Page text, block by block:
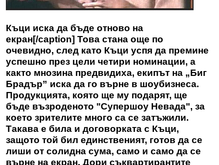
Къци иска да бъде отново на
екран[/caption] Това стана още по
очевидно, след като Къци успя да премине
успешно през цели четири номинации, а
както мнозина предвидиха, екипът на „Биг
Брадър” иска да го върне в шоубизнеса.
Продукцията, която ще му подарят, ще
бъде възроденото "Супершоу Невада", за
което зрителите много са се затъжили.
Такава е била и договорката с Къци,
защото той бил единственият, готов да се
лиши от солидна сума, само и само да се
върне на екран. Дори съквартирантите